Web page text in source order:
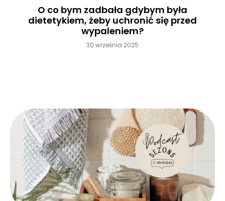
O co bym zadbała gdybym była
dietetykiem, żeby uchronić się przed
wypaleniem?
30 września 2025